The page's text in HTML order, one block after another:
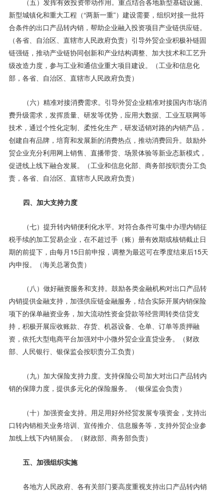
新型城镇化和重大工程（“两新一重”）建设需要，组织对接一批符
合条件的出口产品转内销，帮助企业融入投资项目产业链供应链。
（各省、自治区、直辖市人民政府负责）引导外贸企业积极补链固
链强链，推动产业链协同创新和产业结构调整、加大技术和工艺升
级改造力度，参与工业和通信业重大项目建设。（工业和信息化
部，各省、自治区、直辖市人民政府负责）
（六）精准对接消费需求。引导外贸企业精准对接国内市场消
费升级需求，发挥质量、研发等优势，应用大数据、工业互联网等
技术，通过个性化定制、柔性化生产，研发适销对路的内销产品，
创建自有品牌，培育和发展新的消费热点，推动消费回升。鼓励外
贸企业充分利用网上销售、直播带货、场景体验等新业态新模式，
促进线上线下融合发展。（工业和信息化部、商务部按职责分工负
责，各省、自治区、直辖市人民政府负责）
四、加大支持力度
（七）提升转内销便利化水平。对符合条件可集中办理内销征
税手续的加工贸易企业，在不超过手（账）册有效期或核销截止日
期的前提下，由每月15日前申报，调整为最迟可在季度结束后15天
内申报。（海关总署负责）
（八）做好融资服务和支持。鼓励各类金融机构对出口产品转
内销提供金融支持，加强供应链金融服务，结合实际开展内销保险
项下的保单融资业务，加大流动性资金贷款等经营周转类信贷支
持，积极开展应收账款、存货、机器设备、仓单、订单等质押融
资，依托大型电商平台加强对中小微外贸企业直贷业务。（财政
部、人民银行、银保监会按职责分工负责）
（九）加大保险支持力度。支持保险公司加大对出口产品转内
销的保障力度，提供多元化的保险服务。（银保监会负责）
（十）加强资金支持。用足用好外经贸发展专项资金，支持出
口转内销相关业务培训、宣传推介、信息服务等，支持外贸企业参
加线上线下内销展会。（财政部、商务部负责）
五、加强组织实施
各地方人民政府、各有关部门要高度重视支持出口产品转内销